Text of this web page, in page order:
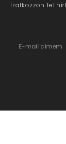
Iratkozzon fel